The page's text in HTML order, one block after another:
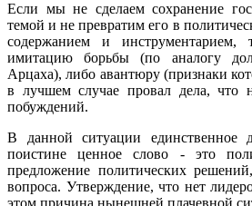
Если мы не сделаем сохранение
темой и не превратим его в
содержанием и
имитацию борьбы (по аналогу
Арцаха), либо авантюру (признаки
в лучшем случае провал дела, что
побуждений.
В данной ситуации единственное
поистине ценное слово - это
предложение политических
вопроса. Утверждение, что нет